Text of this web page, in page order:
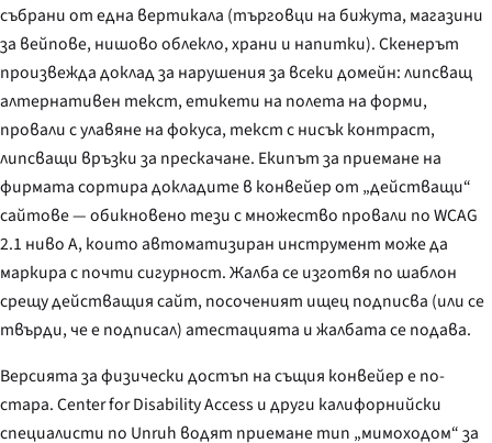
събрани от една вертикала (търговци на бижута, магазини
за вейпове, нишово облекло, храни и напитки). Скенерът
произвежда доклад за нарушения за всеки домейн: липсващ
алтернативен текст, етикети на полета на форми,
провали с улавяне на фокуса, текст с нисък контраст,
липсващи връзки за прескачане. Екипът за приемане на
фирмата сортира докладите в конвейер от „действащи“
сайтове — обикновено тези с множество провали по WCAG
2.1 ниво A, които автоматизиран инструмент може да
маркира с почти сигурност. Жалба се изготвя по шаблон
срещу действащия сайт, посоченият ищец подписва (или се
твърди, че е подписал) атестацията и жалбата се подава.
Версията за физически достъп на същия конвейер е по-
стара. Center for Disability Access и други калифорнийски
специалисти по Unruh водят приемане тип „мимоходом“ за